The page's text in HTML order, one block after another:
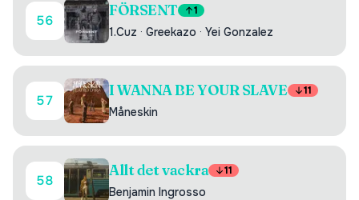
56
FÖRSENT 1
1.Cuz · Greekazo · Yei Gonzalez
57
I WANNA BE YOUR SLAVE 11
Måneskin
58
Allt det vackra 11
Benjamin Ingrosso